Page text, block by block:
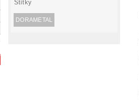
Štítky
DORAMETAL